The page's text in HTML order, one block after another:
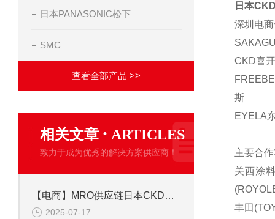
日本PANASONIC松下
SMC
查看全部产品 >>
相关文章 · ARTICLES
致力于成为优秀的解决方案供应商！
【电商】MRO供应链日本CKD喜开理 电磁阀发生器单元 VSXP-T466-3-D
2025-07-17
日本
深圳电
CKD喜
斯
EYELA
主要合
关西涂
丰田